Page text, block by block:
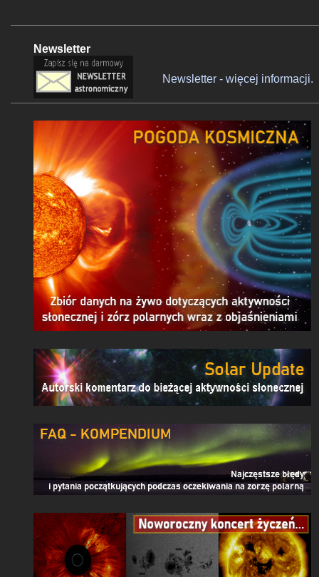
Newsletter
Newsletter - więcej informacji.